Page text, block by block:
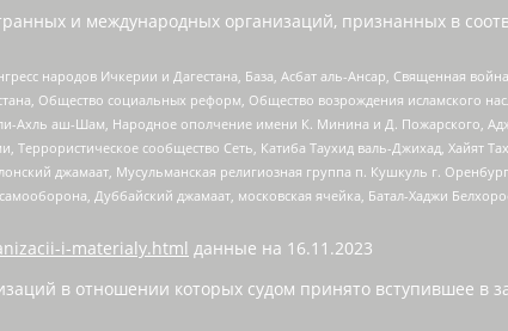
и международных организаций, признанных в
народов Ичкерии и Дагестана, База, Асбат аль-Ансар, Священная
Общество социальных реформ, Общество возрождения исламского
Ахль аш-Шам, Народное ополчение имени К. Минина и Д. Пожарского,
Террористическое сообщество Сеть, Катиба Таухид валь-Джихад,
джамаат, Мусульманская религиозная группа п. Кушкуль г.
Дуббайский джамаат, московская ячейка, Батал-Хаджи
i-materialy.html данные на 16.11.2023
в отношении которых судом принято вступившее в